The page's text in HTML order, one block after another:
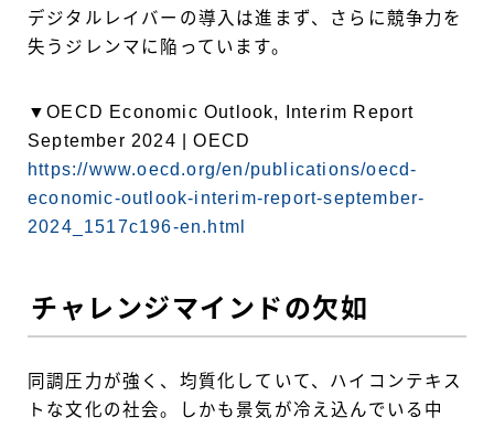
デジタルレイバーの導入は進まず、さらに競争力を
失うジレンマに陥っています。
▼OECD Economic Outlook, Interim Report
September 2024 | OECD
https://www.oecd.org/en/publications/oecd-
economic-outlook-interim-report-september-
2024_1517c196-en.html
チャレンジマインドの欠如
同調圧力が強く、均質化していて、ハイコンテキス
トな文化の社会。しかも景気が冷え込んでいる中